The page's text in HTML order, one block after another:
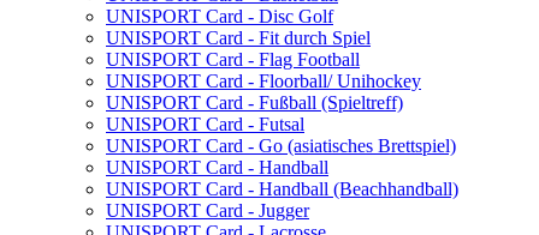
UNISPORT Card - Disc Golf
UNISPORT Card - Fit durch Spiel
UNISPORT Card - Flag Football
UNISPORT Card - Floorball/ Unihockey
UNISPORT Card - Fußball (Spieltreff)
UNISPORT Card - Futsal
UNISPORT Card - Go (asiatisches Brettspiel)
UNISPORT Card - Handball
UNISPORT Card - Handball (Beachhandball)
UNISPORT Card - Jugger